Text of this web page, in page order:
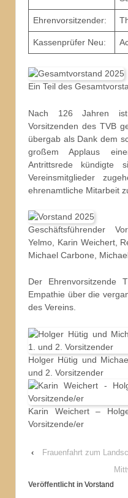
Ehrenvorsitzender:
Kassenprüfer Neu:
Ein Teil des
Nach 126 Jahren
Vorsitzenden des TVB
übergab als Dank dem
großem Applaus
Antrittsrede
Vereinsmitglieder
ehrenamtliche Mitarbeit
Geschäftsführender
Yelmo, Karin Weichert,
Michael Carbone,
Der Ehrenvorsitzende
Empathie über die
des Vereins.
Holger Hütig und
und 2. Vorsitzender
Karin Weichert –
Vorsitzende/er
‹
Frauenfahrt zum
Veröffentlicht in Vorstand